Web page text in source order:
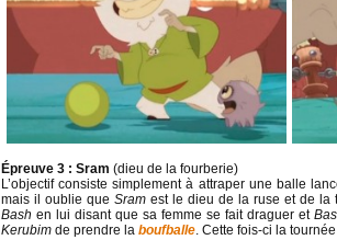
Épreuve 3 : Sram (dieu de la fourberie)
L’objectif consiste simplement à attraper une balle
mais il oublie que Sram est le dieu de la ruse et de la
Bash en lui disant que sa femme se fait draguer et
Kerubim de prendre la boufballe. Cette fois-ci la